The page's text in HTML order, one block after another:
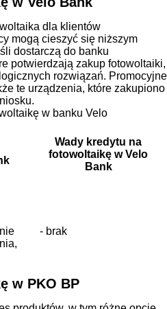
dla klientów
mogą cieszyć się niższym
dostarczą do banku
potwierdzają zakup fotowoltaiki,
rozwiązań. Promocyjne
te urządzenia, które zakupiono
w banku Velo
Wady kredytu na
fotowoltaikę w Velo
Bank
- brak
w PKO BP